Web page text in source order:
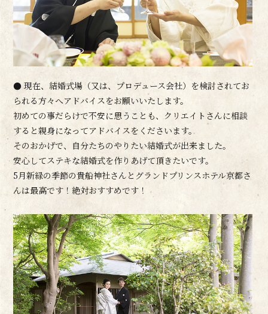
● 現在、結婚式場（又は、プロデュース会社）を検討されてお
られる方々へアドバイスをお願いいたします。
初めての事だらけで不安に思うことも、クリエイトさんに相談
すると親身になってアドバイスをくださいます。
そのおかげで、自分たちのやりたい結婚式が出来ました。
安心してステキな結婚式を作りあげて頂きたいです。
5月新緑の季節の貴船神社さんとグランドプリンスホテル京都さ
んは最高です！絶対おすすめです！